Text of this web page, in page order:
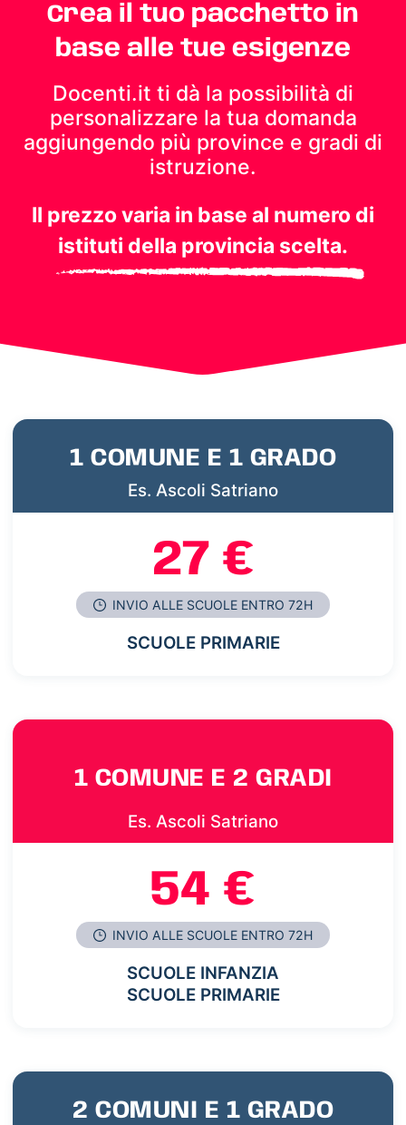
Crea il tuo pacchetto in
base alle tue esigenze
Docenti.it ti dà la possibilità di
personalizzare la tua domanda
aggiungendo più province e gradi di
istruzione.
Il prezzo varia in base al numero di
istituti della provincia scelta.
1 COMUNE E 1 GRADO
Es. Ascoli Satriano
27 €
INVIO ALLE SCUOLE ENTRO 72H
SCUOLE PRIMARIE
1 COMUNE E 2 GRADI
Es. Ascoli Satriano
54 €
INVIO ALLE SCUOLE ENTRO 72H
SCUOLE INFANZIA
SCUOLE PRIMARIE
2 COMUNI E 1 GRADO